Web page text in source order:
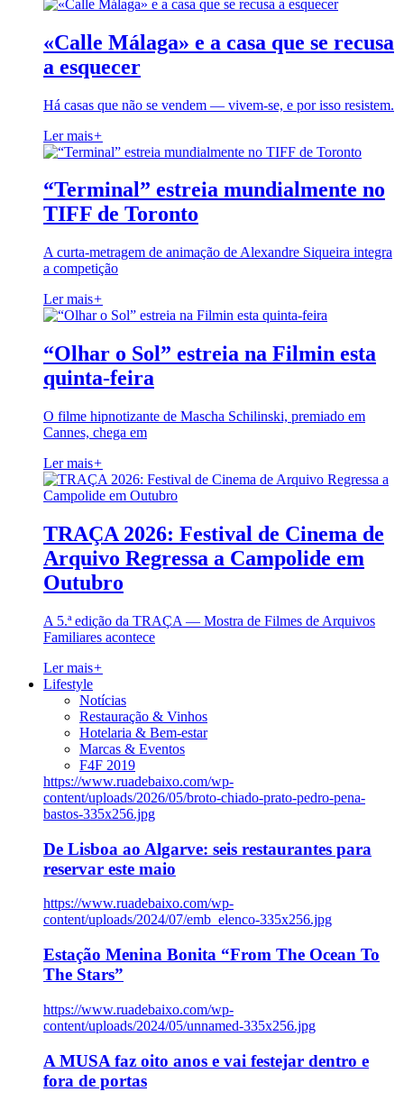
«Calle Málaga» e a casa que se recusa
a esquecer
Há casas que não se vendem — vivem-se, e por isso resistem.
Ler mais+
“Terminal” estreia mundialmente no
TIFF de Toronto
A curta-metragem de animação de Alexandre Siqueira integra
a competição
Ler mais+
“Olhar o Sol” estreia na Filmin esta
quinta-feira
O filme hipnotizante de Mascha Schilinski, premiado em
Cannes, chega em
Ler mais+
TRAÇA 2026: Festival de Cinema de
Arquivo Regressa a Campolide em
Outubro
A 5.ª edição da TRAÇA — Mostra de Filmes de Arquivos
Familiares acontece
Ler mais+
Lifestyle
Notícias
Restauração & Vinhos
Hotelaria & Bem-estar
Marcas & Eventos
F4F 2019
https://www.ruadebaixo.com/wp-
content/uploads/2026/05/broto-chiado-prato-pedro-pena-
bastos-335x256.jpg
De Lisboa ao Algarve: seis restaurantes para
reservar este maio
https://www.ruadebaixo.com/wp-
content/uploads/2024/07/emb_elenco-335x256.jpg
Estação Menina Bonita “From The Ocean To
The Stars”
https://www.ruadebaixo.com/wp-
content/uploads/2024/05/unnamed-335x256.jpg
A MUSA faz oito anos e vai festejar dentro e
fora de portas